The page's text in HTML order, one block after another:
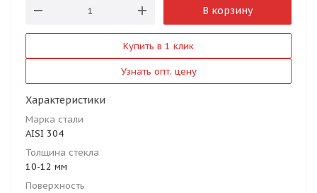
В корзину
Купить в 1 клик
Узнать опт. цену
Характеристики
Марка стали
AISI 304
Толщина стекла
10-12 мм
Поверхность